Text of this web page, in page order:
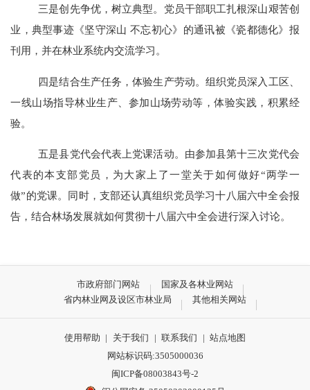
三是创先争优，树立典型。党员干部职工扎根深山艰苦创
业，典型事迹《坚守深山 不忘初心》的通讯被《瓷都德化》报
刊用，并在林业系统内交流学习。
四是结合生产任务，体验生产劳动。组织党员深入工区、
一线山场指导林业生产、参加山场劳动等，体验实践，积累经
验。
五是县党代会代表上党课活动。由参加县第十三次党代会
代表的本支部党员，为大家上了一堂关于如何做好“两学一
做”的党课。同时，支部还认真组织党员学习十八届六中全会报
告，结合林场发展就如何贯彻十八届六中全会进行深入讨论。
市政府部门网站
国家及各林业网站
省内林业网及设区市林业局
其他相关网站
使用帮助 | 关于我们 | 联系我们 | 站点地图
网站标识码:3505000036
闽ICP备08003843号-2